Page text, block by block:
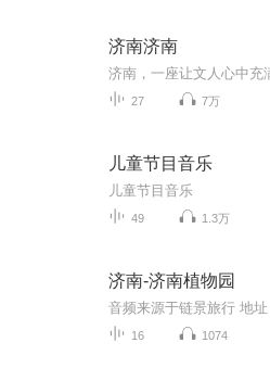
济南济南
27 7万
儿童节目音乐
儿童节目音乐
49 1.3万
济南-济南植物园
16 1074